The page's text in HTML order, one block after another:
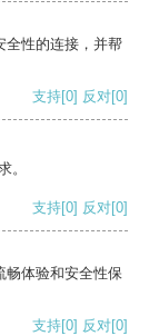
全性的连接，并帮
支持[0] 反对[0]
。
支持[0] 反对[0]
畅体验和安全性保
支持[0] 反对[0]